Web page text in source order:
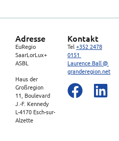
Adresse
EuRegio
SaarLorLux+
ASBL
Haus der
Großregion
11, Boulevard
J.-F. Kennedy
L-4170 Esch-sur-
Alzette
Kontakt
Tel+352 2478
0151
Laurence.Ball @
granderegion.net